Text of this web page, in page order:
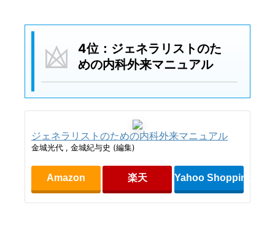
4位：ジェネラリストのた
めの内科外来マニュアル
ジェネラリストのための内科外来マニュアル
金城光代 , 金城紀与史 (編集)
Amazon 楽天 Yahoo Shopping